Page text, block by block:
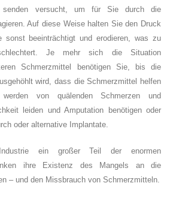
versucht, um für Sie durch die
Auf diese Weise halten Sie den Druck
sonst beeinträchtigt und erodieren, was zu
Je mehr sich die Situation
Schmerzmittel benötigen Sie, bis die
wird, dass die Schmerzmittel helfen
von quälenden Schmerzen und
leiden und Amputation benötigen oder
oder alternative Implantate.
ein großer Teil der enormen
ihre Existenz des Mangels an die
– und den Missbrauch von Schmerzmitteln.